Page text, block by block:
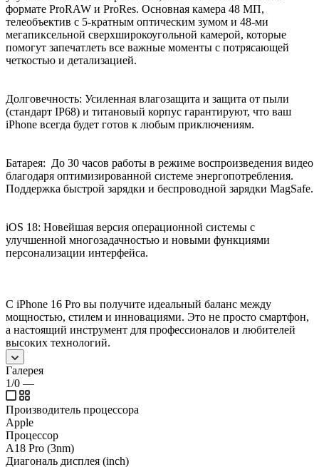
формате ProRAW и ProRes. Основная камера 48 МП,
телеобъектив с 5-кратным оптическим зумом и 48-ми
мегапиксельной сверхширокоугольной камерой, которые
помогут запечатлеть все важные моменты с потрясающей
четкостью и детализацией.
Долговечность: Усиленная влагозащита и защита от пыли
(стандарт IP68) и титановый корпус гарантируют, что ваш
iPhone всегда будет готов к любым приключениям.
Батарея: До 30 часов работы в режиме воспроизведения видео
благодаря оптимизированной системе энергопотребления.
Поддержка быстрой зарядки и беспроводной зарядки MagSafe.
iOS 18: Новейшая версия операционной системы с
улучшенной многозадачностью и новыми функциями
персонализации интерфейса.
С iPhone 16 Pro вы получите идеальный баланс между
мощностью, стилем и инновациями. Это не просто смартфон,
а настоящий инструмент для профессионалов и любителей
высоких технологий.
Галерея
1/0 —
Производитель процессора
Apple
Процессор
A18 Pro (3nm)
Диагональ дисплея (inch)